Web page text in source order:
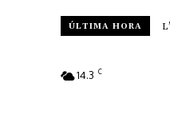
ÚLTIMA HORA
14.3 C